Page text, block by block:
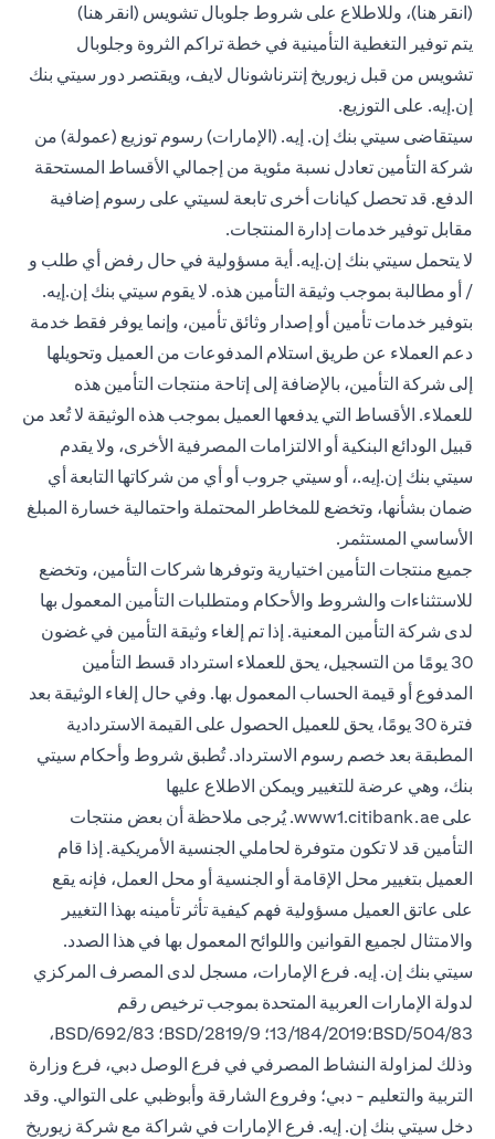
(انقر هناopens in a new tab
)، وللاطلاع على شروط جلوبال تشويس (انقر هناa new tab
)
يتم توفير التغطية التأمينية في خطة تراكم الثروة وجلوبال
تشويس من قبل زيوريخ إنترناشونال لايف، ويقتصر دور سيتي بنك
إن.إيه. على التوزيع.
سيتقاضى سيتي بنك إن. إيه. (الإمارات) رسوم توزيع (عمولة) من
شركة التأمين تعادل نسبة مئوية من إجمالي الأقساط المستحقة
الدفع. قد تحصل كيانات أخرى تابعة لسيتي على رسوم إضافية
مقابل توفير خدمات إدارة المنتجات.
لا يتحمل سيتي بنك إن.إيه. أية مسؤولية في حال رفض أي طلب و
/ أو مطالبة بموجب وثيقة التأمين هذه. لا يقوم سيتي بنك إن.إيه.
بتوفير خدمات تأمين أو إصدار وثائق تأمين، وإنما يوفر فقط خدمة
دعم العملاء عن طريق استلام المدفوعات من العميل وتحويلها
إلى شركة التأمين، بالإضافة إلى إتاحة منتجات التأمين هذه
للعملاء. الأقساط التي يدفعها العميل بموجب هذه الوثيقة لا تُعد من
قبيل الودائع البنكية أو الالتزامات المصرفية الأخرى، ولا يقدم
سيتي بنك إن.إيه.، أو سيتي جروب أو أي من شركاتها التابعة أي
ضمان بشأنها، وتخضع للمخاطر المحتملة واحتمالية خسارة المبلغ
الأساسي المستثمر.
جميع منتجات التأمين اختيارية وتوفرها شركات التأمين، وتخضع
للاستثناءات والشروط والأحكام ومتطلبات التأمين المعمول بها
لدى شركة التأمين المعنية. إذا تم إلغاء وثيقة التأمين في غضون
30 يومًا من التسجيل، يحق للعملاء استرداد قسط التأمين
المدفوع أو قيمة الحساب المعمول بها. وفي حال إلغاء الوثيقة بعد
فترة 30 يومًا، يحق للعميل الحصول على القيمة الاستردادية
المطبقة بعد خصم رسوم الاسترداد. تُطبق شروط وأحكام سيتي
بنك، وهي عرضة للتغيير ويمكن الاطلاع عليها
على www1.citibank.ae
opens in a new tab
. يُرجى ملاحظة أن بعض منتجات
التأمين قد لا تكون متوفرة لحاملي الجنسية الأمريكية. إذا قام
العميل بتغيير محل الإقامة أو الجنسية أو محل العمل، فإنه يقع
على عاتق العميل مسؤولية فهم كيفية تأثر تأمينه بهذا التغيير
والامتثال لجميع القوانين واللوائح المعمول بها في هذا الصدد.
سيتي بنك إن. إيه. فرع الإمارات، مسجل لدى المصرف المركزي
لدولة الإمارات العربية المتحدة بموجب ترخيص رقم
BSD/504/83؛13/184/2019؛ BSD/2819/9؛ BSD/692/83،
وذلك لمزاولة النشاط المصرفي في فرع الوصل دبي، فرع وزارة
التربية والتعليم - دبي؛ وفروع الشارقة وأبوظبي على التوالي. وقد
دخل سيتي بنك إن. إيه. فرع الإمارات في شراكة مع شركة زيوريخ